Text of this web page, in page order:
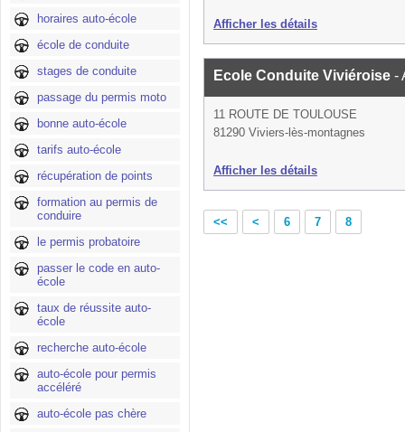
horaires auto-école
école de conduite
stages de conduite
passage du permis moto
bonne auto-école
tarifs auto-école
récupération de points
formation au permis de
conduire
le permis probatoire
passer le code en auto-
école
taux de réussite auto-
école
recherche auto-école
auto-école pour permis
accéléré
auto-école pas chère
Afficher les détails
Ecole Conduite Viviéroise -
11 ROUTE DE TOULOUSE
81290 Viviers-lès-montagnes
Afficher les détails
<< < 6 7 8